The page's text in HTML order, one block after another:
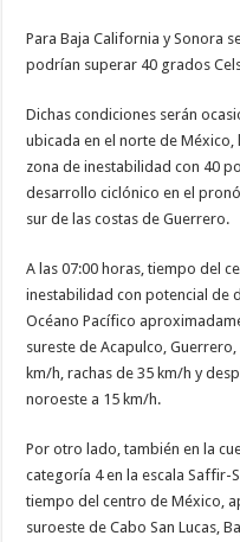
Para Baja California y Sonora
podrían superar 40 grados
Dichas condiciones serán
ubicada en el norte de México,
zona de inestabilidad con 40
desarrollo ciclónico en el
sur de las costas de Guerrero.
A las 07:00 horas, tiempo del
inestabilidad con potencial de
Océano Pacífico
sureste de Acapulco,
km/h, rachas de 35 km/h y
noroeste a 15 km/h.
Por otro lado, también en la
categoría 4 en la escala Saffir-
tiempo del centro de México,
suroeste de Cabo San Lucas,